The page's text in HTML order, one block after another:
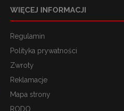
WIĘCEJ INFORMACJI
Regulamin
Polityka prywatności
Zwroty
Reklamacje
Mapa strony
RODO